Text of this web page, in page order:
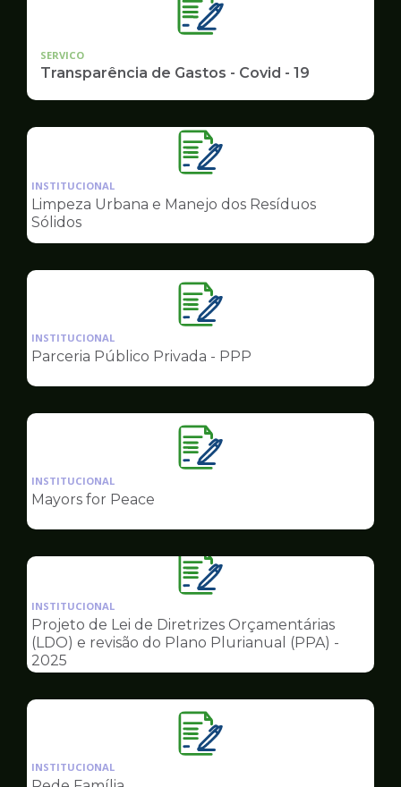
SERVICO
Transparência de Gastos - Covid - 19
Ilustração
da
pagina
Governo
INSTITUCIONAL
Limpeza Urbana e Manejo dos Resíduos
Sólidos
Ilustração
da
pagina
Governo
INSTITUCIONAL
Parceria Público Privada - PPP
Ilustração
da
Governo
INSTITUCIONAL
Mayors for Peace
Ilustração
da
pagina
de
INSTITUCIONAL
Projeto de Lei de Diretrizes Orçamentárias
(LDO) e revisão do Plano Plurianual (PPA) -
2025
Ilustração
da
INSTITUCIONAL